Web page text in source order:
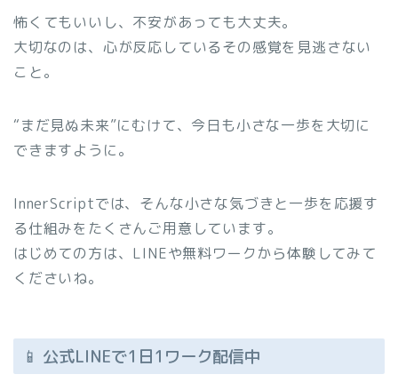
怖くてもいいし、不安があっても大丈夫。
大切なのは、心が反応しているその感覚を見逃さない
こと。
“まだ見ぬ未来”にむけて、今日も小さな一歩を大切に
できますように。
InnerScriptでは、そんな小さな気づきと一歩を応援す
る仕組みをたくさんご用意しています。
はじめての方は、LINEや無料ワークから体験してみて
くださいね。
📱 公式LINEで1日1ワーク配信中